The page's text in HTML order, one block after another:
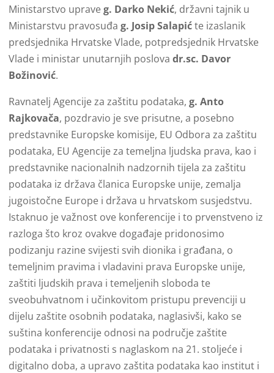
Ministarstvo upraveg. Darko Nekić, državni tajnik u
Ministarstvu pravosuđa g. Josip Salapićte izaslanik
predsjednika Hrvatske Vlade, potpredsjednik Hrvatske
Vlade i ministar unutarnjih poslova dr.sc. Davor
Božinović.
Ravnatelj Agencije za zaštitu podataka, g. Anto
Rajkovača, pozdravio je sve prisutne, a posebno
predstavnike Europske komisije, EU Odbora za zaštitu
podataka, EU Agencije za temeljna ljudska prava, kao i
predstavnike nacionalnih nadzornih tijela za zaštitu
podataka iz država članica Europske unije, zemalja
jugoistočne Europe i država u hrvatskom susjedstvu.
Istaknuo je važnost ove konferencije i to prvenstveno iz
razloga što kroz ovakve događaje pridonosimo
podizanju razine svijesti svih dionika i građana, o
temeljnim pravima i vladavini prava Europske unije,
zaštiti ljudskih prava i temeljenih sloboda te
sveobuhvatnom i učinkovitom pristupu prevenciji u
dijelu zaštite osobnih podataka, naglasivši, kako se
suština konferencije odnosi na područje zaštite
podataka i privatnosti s naglaskom na 21. stoljeće i
digitalno doba, a upravo zaštita podataka kao institut i